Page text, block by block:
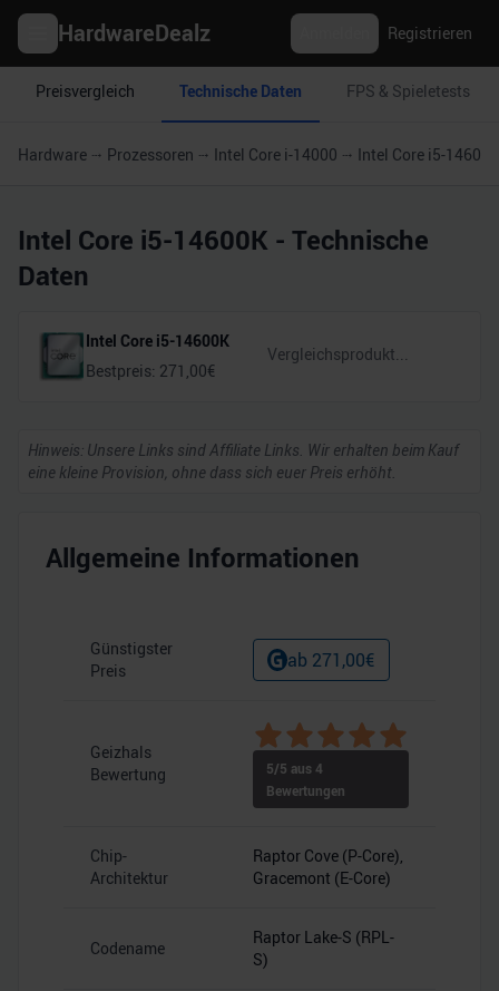
HardwareDealz Registrieren
Preisvergleich Technische Daten FPS & Spieletests
Hardware Prozessoren Intel Core i-14000 Intel Core i5-14600K
Intel Core i5-14600K - Technische
Daten
Intel Core i5-14600K
Bestpreis: 271,00€
Hinweis: Unsere Links sind Affiliate Links. Wir erhalten beim Kauf
eine kleine Provision, ohne dass sich euer Preis erhöht.
Allgemeine Informationen
Günstigster
Preis
ab 271,00€
Geizhals
Bewertung
5/5 aus4
Bewertungen
Chip-
Architektur
Raptor Cove (P-Core),
Gracemont (E-Core)
Codename
Raptor Lake-S (RPL-
S)